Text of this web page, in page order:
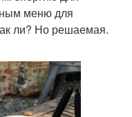
меню для
ли? Но решаемая.